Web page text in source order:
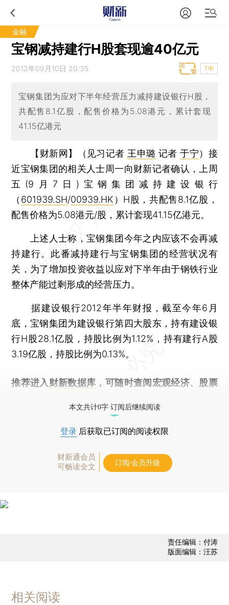
金融
宝钢减持建行H股套现逾40亿元
2012年09月10日 20:35 T中
宝钢集团为应对下半年经营压力减持建设银行H股，
共配售8.1亿股，配售价格为5.08港元，累计套现
41.15亿港元
【财新网】（见习记者 王申璐 记者于宁） 接
近宝钢集团的相关人士周一向财新记者确认，上周
五(9月7日)宝钢集团减持建设银行
（ 601939.SH/00939.HK ）H股，共配售8.1亿股，
配售价格为5.08港元/股，累计套现41.15亿港元。
上述人士称，宝钢集团今年之内应该不会再减
持建行。此番减持建行与宝钢集团的经营状况有
关，为了增加投资收益以应对下半年由于钢铁行业
整体产能过剩形成的经营压力。
据建设银行2012年半年财报，截至今年6月
底，宝钢集团为建设银行第四大股东，持有建设银
行H股28.1亿股，持股比例为1.12%，持有建行A股
3.19亿股，持股比例为0.13%。
推荐进入 财新数据库 ，可随时查阅宏观经济、股票
本文共计0字 订阅后继续阅读
登录 后获取已订阅的阅读权限
财新通会员
可畅读全文
订阅/会员升级
责任编辑：付涛
版面编辑：汪苏
相关阅读